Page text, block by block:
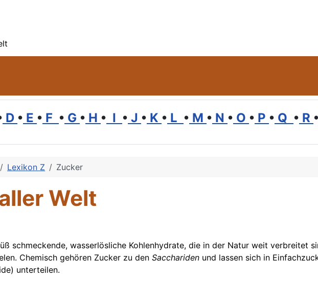
D • E • F • G • H • I • J • K • L • M • N • O • P • Q • R •
Lexikon Z Zucker
Welt
schmeckende, wasserlösliche Kohlenhydrate, die in der Natur weit verbreitet
Chemisch gehören Zucker zu den Sacchariden und lassen sich in
unterteilen.